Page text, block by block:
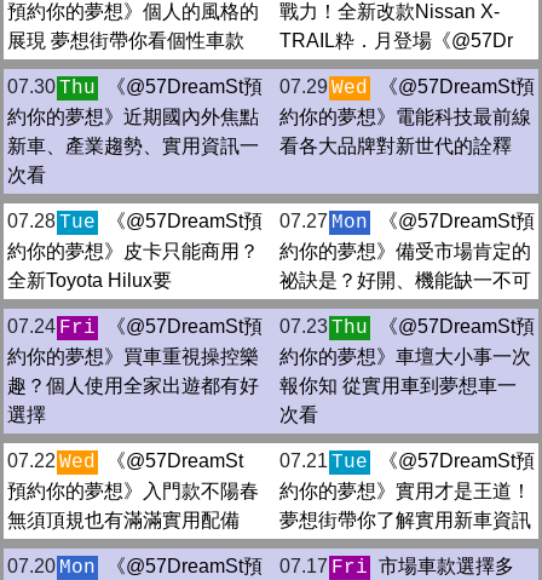
預約你的夢想》個人的風格的
展現 夢想街帶你看個性車款
戰力！全新改款Nissan X-
TRAIL粋．月登場《@57Dr
07.30Thu
《@57DreamSt預
約你的夢想》近期國內外焦點
新車、產業趨勢、實用資訊一
次看
07.29Wed
《@57DreamSt預
約你的夢想》電能科技最前線
看各大品牌對新世代的詮釋
07.28Tue
《@57DreamSt預
約你的夢想》皮卡只能商用？
全新Toyota Hilux要
07.27 Mon
《@57DreamSt預
約你的夢想》備受市場肯定的
祕訣是？好開、機能缺一不可
07.24 Fri
《@57DreamSt預
約你的夢想》買車重視操控樂
趣？個人使用全家出遊都有好
選擇
07.23Thu
《@57DreamSt預
約你的夢想》車壇大小事一次
報你知 從實用車到夢想車一
次看
07.22 Wed
《@57DreamSt
預約你的夢想》入門款不陽春
無須頂規也有滿滿實用配備
07.21 Tue
《@57DreamSt預
約你的夢想》實用才是王道！
夢想街帶你了解實用新車資訊
07.20 Mon
《@57DreamSt預
07.17 Fri 市場車款選擇多